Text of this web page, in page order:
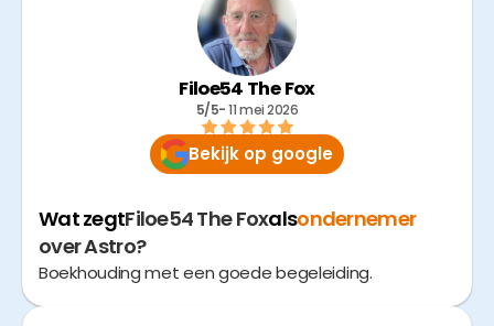
Filoe54 The Fox
5/5- 11 mei 2026
Bekijk op google
Wat zegtFiloe54 The Foxalsondernemer
over Astro?
Boekhouding met een goede begeleiding.